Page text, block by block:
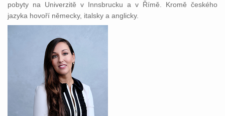
pobyty na Univerzitě v Innsbrucku a v Římě. Kromě českého
jazyka hovoří německy, italsky a anglicky.